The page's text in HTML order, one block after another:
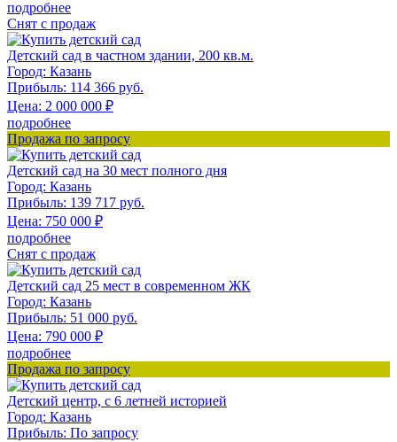
подробнее
Снят с продаж
Детский сад в частном здании, 200 кв.м.
Город: Казань
Прибыль: 114 366 руб.
Цена: 2 000 000 ₽
подробнее
Продажа по запросу
Детский сад на 30 мест полного дня
Город: Казань
Прибыль: 139 717 руб.
Цена: 750 000 ₽
подробнее
Снят с продаж
Детский сад 25 мест в современном ЖК
Город: Казань
Прибыль: 51 000 руб.
Цена: 790 000 ₽
подробнее
Продажа по запросу
Детский центр, с 6 летней историей
Город: Казань
Прибыль: По запросу